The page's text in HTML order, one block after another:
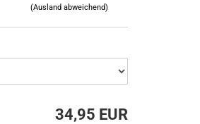
(Ausland abweichend)
34,95 EUR